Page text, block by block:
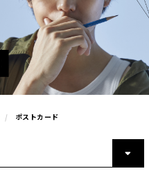
ポストカード